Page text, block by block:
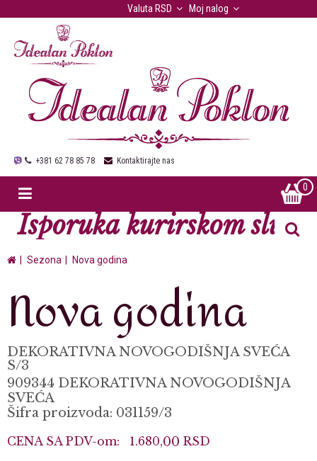
Moj nalog
Valuta RSD
+381 62 78 85 78 Kontaktirajte nas
0
Isporuka kurirskom
Sezona Nova godina
Nova godina
DEKORATIVNA NOVOGODIŠNJA SVEĆA
S/3
909344 DEKORATIVNA NOVOGODIŠNJA
SVEĆA
Šifra proizvoda: 031159/3
CENA SA PDV-om: 1.680,00 RSD